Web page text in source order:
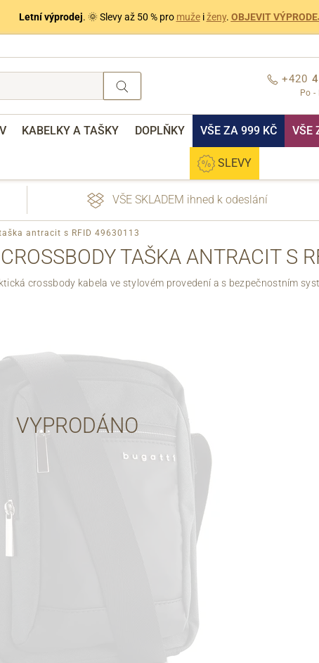
Letní výprodej. 🌞 Slevy až 50 % pro mužeiženy. OBJEVIT
+420
Po
KABELKY A TAŠKY DOPLŇKY VŠE ZA 999 KČ VŠE
SLEVY
Přes Google
VŠE SKLADEM ihned k odeslání
antracit s RFID 49630113
TAŠKA ANTRACIT S
crossbody kabela ve stylovém provedení a s bezpečnostním
VYPRODÁNO